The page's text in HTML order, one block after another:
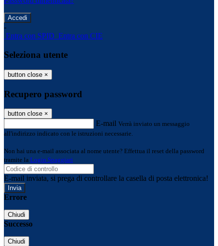
-
Entra con SPID Entra con CIE
Seleziona utente
button close ×
Recupero password
button close ×
E-mail Verrà inviato un messaggio
all'indirizzo indicato con le istruzioni necessarie.
Non hai una e-mail associata al nome utente? Effettua il reset della password
tramite la Login Spaggiari
E-mail inviata, si prega di controllare la casella di posta elettronica!
Errore
Chiudi
Successo
Chiudi